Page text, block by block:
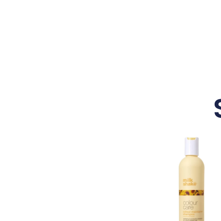
range:
16,40 €
through
38,10 €